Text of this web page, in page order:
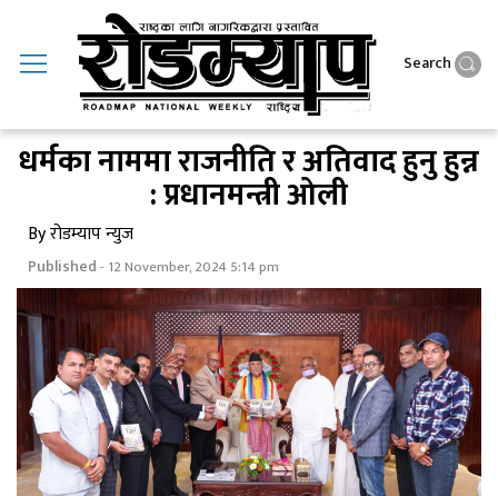
Search
धर्मका नाममा राजनीति र अतिवाद हुनु हुन्न
: प्रधानमन्त्री ओली
By रोडम्याप न्युज
Published- 12 November, 2024 5:14 pm